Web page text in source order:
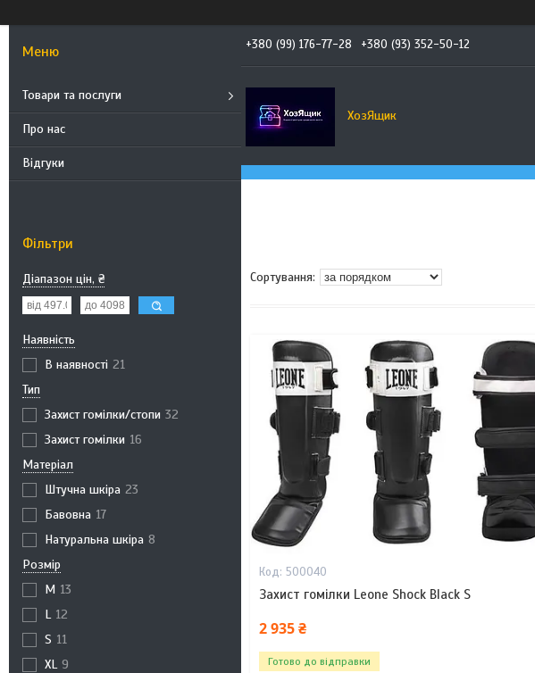
Товари та послуги
Про нас
Відгуки
Фільтри
Діапазон цін, ₴
Наявність
В наявності 21
Тип
Захист гомілки/стопи 32
Захист гомілки 16
Матеріал
Штучна шкіра 23
Бавовна 17
Натуральна шкіра 8
Розмір
M 13
L 12
S 11
XL 9
+380 (99) 176-77-28 +380 (93) 352-50-12
ХозЯщик
500040
Захист гомілки Leone Shock Black S
2 935 ₴
Готово до відправки